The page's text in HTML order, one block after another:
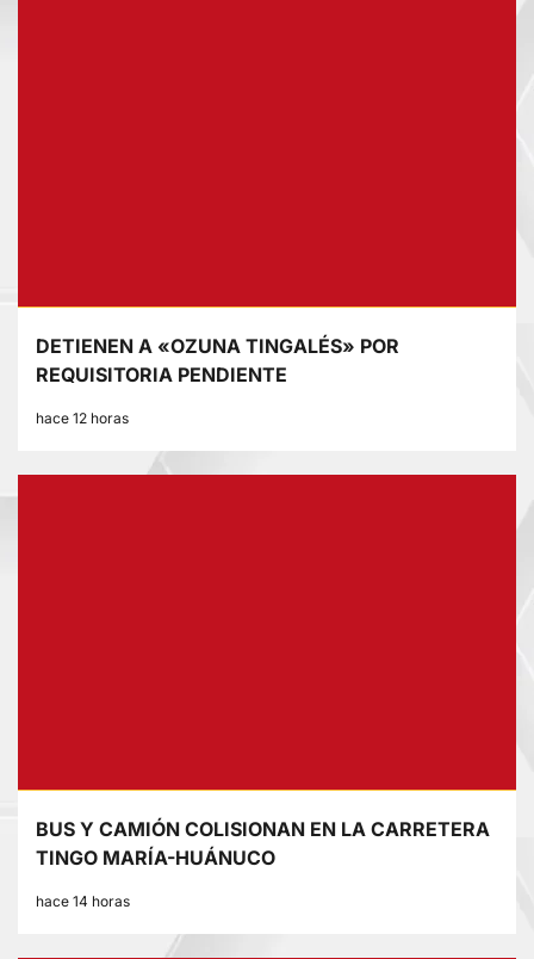
DETIENEN A «OZUNA TINGALÉS» POR
REQUISITORIA PENDIENTE
hace 12 horas
BUS Y CAMIÓN COLISIONAN EN LA CARRETERA
TINGO MARÍA-HUÁNUCO
hace 14 horas